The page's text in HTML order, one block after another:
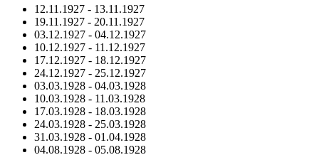
12.11.1927 - 13.11.1927
19.11.1927 - 20.11.1927
03.12.1927 - 04.12.1927
10.12.1927 - 11.12.1927
17.12.1927 - 18.12.1927
24.12.1927 - 25.12.1927
03.03.1928 - 04.03.1928
10.03.1928 - 11.03.1928
17.03.1928 - 18.03.1928
24.03.1928 - 25.03.1928
31.03.1928 - 01.04.1928
04.08.1928 - 05.08.1928